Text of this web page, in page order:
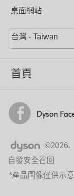
桌面網站
台灣 - Taiwan
首頁
Dyson
©2026.
自發安全召回
*產品圖像僅供示